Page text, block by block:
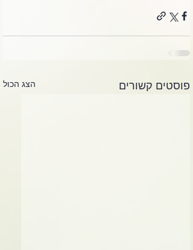
פוסטים קשורים הצג הכול